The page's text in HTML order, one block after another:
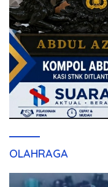
OLAHRAGA